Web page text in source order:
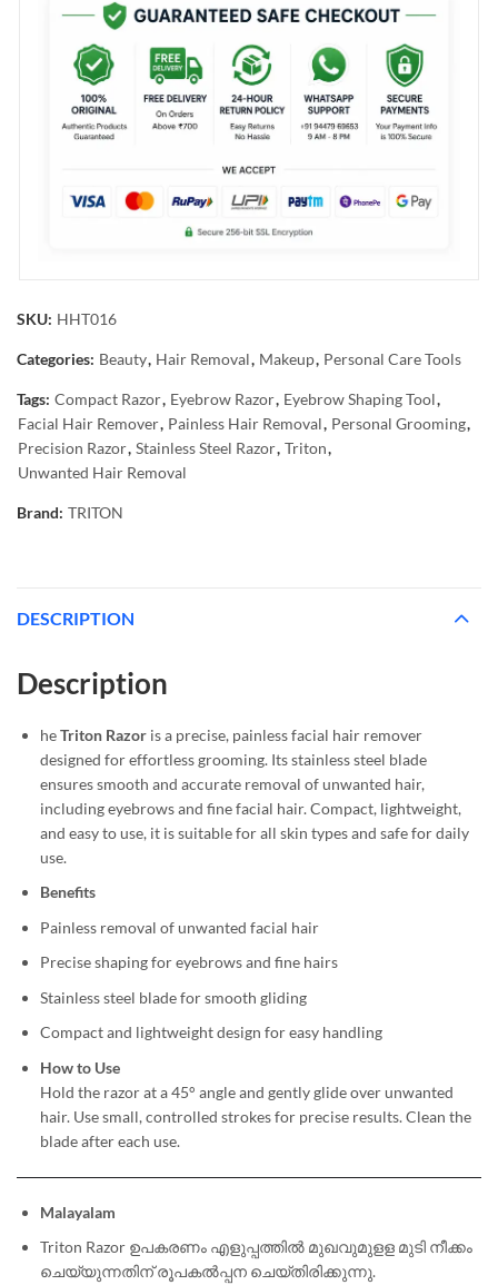
SKU: HHT016
Categories: Beauty, Hair Removal, Makeup, Personal Care Tools
Tags: Compact Razor, Eyebrow Razor, Eyebrow Shaping Tool,
Facial Hair Remover, Painless Hair Removal, Personal Grooming,
Precision Razor, Stainless Steel Razor, Triton,
Unwanted Hair Removal
Brand: TRITON
DESCRIPTION
Description
heTriton Razor is a precise, painless facial hair remover
designed for effortless grooming. Its stainless steel blade
ensures smooth and accurate removal of unwanted hair,
including eyebrows and fine facial hair. Compact, lightweight,
and easy to use, it is suitable for all skin types and safe for daily
use.
Benefits
Painless removal of unwanted facial hair
Precise shaping for eyebrows and fine hairs
Stainless steel blade for smooth gliding
Compact and lightweight design for easy handling
How to Use
Hold the razor at a 45° angle and gently glide over unwanted
hair. Use small, controlled strokes for precise results. Clean the
blade after each use.
Malayalam
Triton Razor ഉപകരണം എളുപ്പത്തിൽ മുഖവുമുളള മുടി നീക്കം
ചെയ്യുന്നതിന് രൂപകല്‍പ്പന ചെയ്‌തിരിക്കുന്നു.